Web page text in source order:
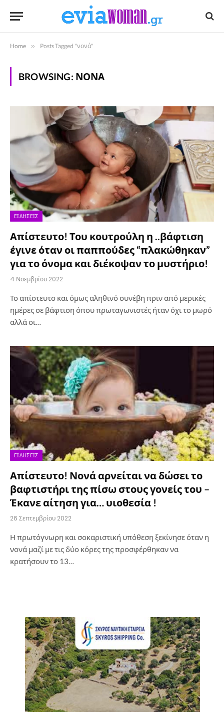
Home » Posts Tagged "νονά"
BROWSING: ΝΟΝΆ
ΕΙΔΉΣΕΙΣ
Απίστευτο! Του κουτρούλη η ..βάφτιση
έγινε όταν οι παππούδες “πλακώθηκαν”
για το όνομα και διέκοψαν το μυστήριο!
4 Νοεμβρίου 2022
Το απίστευτο και όμως αληθινό συνέβη πριν από μερικές
ημέρες σε βάφτιση όπου πρωταγωνιστές ήταν όχι το μωρό
αλλά οι…
ΕΙΔΉΣΕΙΣ
Απίστευτο! Νονά αρνείται να δώσει το
βαφτιστήρι της πίσω στους γονείς του –
Έκανε αίτηση για… υιοθεσία !
26 Σεπτεμβρίου 2022
Η πρωτόγνωρη και σοκαριστική υπόθεση ξεκίνησε όταν η
νονά μαζί με τις δύο κόρες της προσφέρθηκαν να
κρατήσουν το 13…